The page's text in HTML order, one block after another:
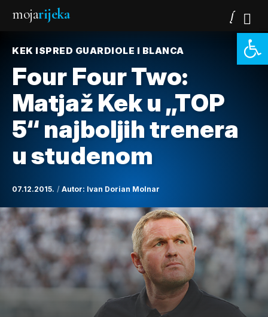
mojarijeka
KEK ISPRED GUARDIOLE I BLANCA
Four Four Two:
Matjaž Kek u „TOP
5“ najboljih trenera
u studenom
07.12.2015. Autor: Ivan Dorian Molnar